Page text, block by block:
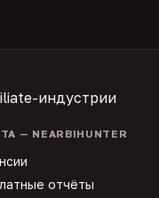
индустрии
— NEARBIHUNTER
отчёты